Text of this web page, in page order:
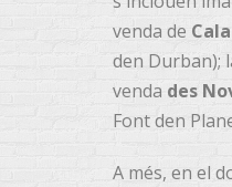
venda de
den Durban);
venda des
Font den
A més, en el